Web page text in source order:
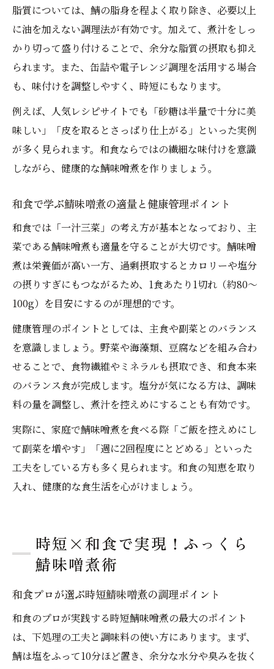
脂質については、鯖の脂身を程よく取り除き、必要以上
に油を加えない調理法が有効です。加えて、煮汁をしっ
かり切って盛り付けることで、余分な脂質の摂取も抑え
られます。また、缶詰や電子レンジ調理を活用する場合
も、味付けを調整しやすく、時短にもなります。
例えば、人気レシピサイトでも「砂糖は半量で十分に美
味しい」「皮を取るとさっぱり仕上がる」といった実例
が多く見られます。和食ならではの繊細な味付けを意識
しながら、健康的な鯖味噌煮を作りましょう。
和食で学ぶ鯖味噌煮の適量と健康管理ポイント
和食では「一汁三菜」の考え方が基本となっており、主
菜である鯖味噌煮も適量を守ることが大切です。鯖味噌
煮は栄養価が高い一方、過剰摂取するとカロリーや塩分
の摂りすぎにもつながるため、1食あたり1切れ（約80～
100g）を目安にするのが理想的です。
健康管理のポイントとしては、主食や副菜とのバランス
を意識しましょう。野菜や海藻類、豆腐などを組み合わ
せることで、食物繊維やミネラルも摂取でき、和食本来
のバランス食が完成します。塩分が気になる方は、調味
料の量を調整し、煮汁を控えめにすることも有効です。
実際に、家庭で鯖味噌煮を食べる際「ご飯を控えめにし
て副菜を増やす」「週に2回程度にとどめる」といった
工夫をしている方も多く見られます。和食の知恵を取り
入れ、健康的な食生活を心がけましょう。
時短×和食で実現！ふっくら
鯖味噌煮術
和食プロが選ぶ時短鯖味噌煮の調理ポイント
和食のプロが実践する時短鯖味噌煮の最大のポイント
は、下処理の工夫と調味料の使い方にあります。まず、
鯖は塩をふって10分ほど置き、余分な水分や臭みを抜く